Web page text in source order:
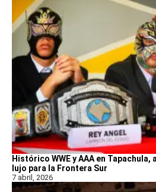
Histórico WWE y AAA en
lujo para la Frontera Sur
7 abril, 2026